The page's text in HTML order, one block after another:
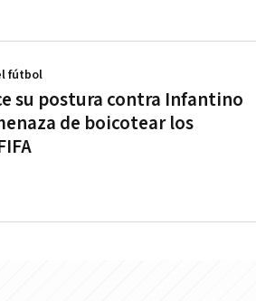
su postura contra Infantino
de boicotear los
fútbol